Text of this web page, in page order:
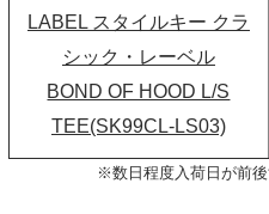
LABEL スタイルキー クラ
シック・レーベル
BOND OF HOOD L/S
TEE(SK99CL-LS03)
※数日程度入荷日が前後